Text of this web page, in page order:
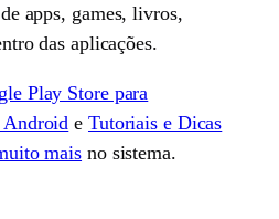
apps, games, livros,
das aplicações.
Play Store para
Android e Tutoriais e Dicas
mais no sistema.